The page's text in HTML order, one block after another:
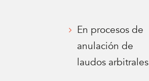
En procesos de
anulación de
laudos arbitrales